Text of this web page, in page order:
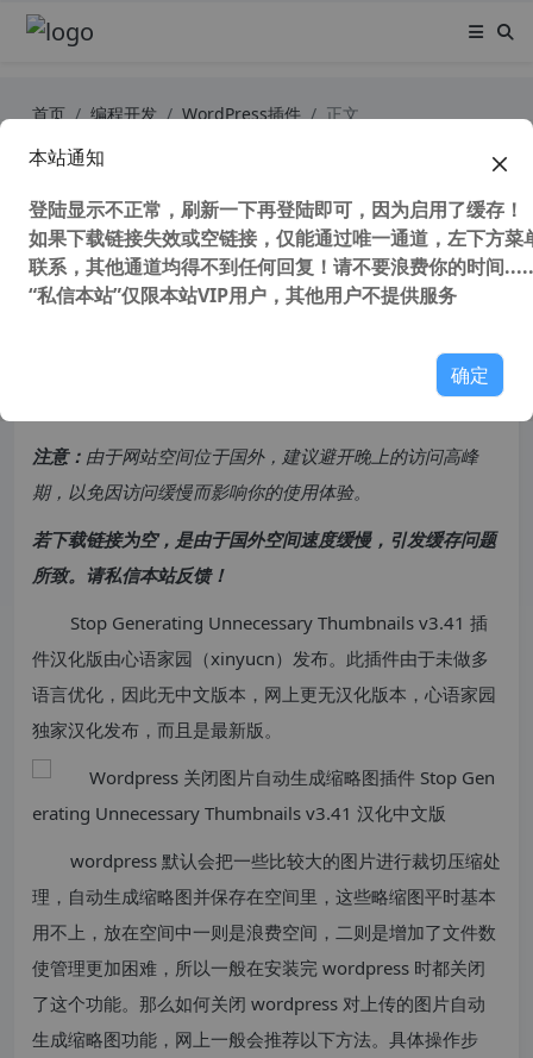
首页 编程开发 WordPress插件 正文
WordPress关闭图片自动生成缩略图
插件Stop Generating Unnecessary
Thumbnails v3.41汉化中文版
90,052 次浏览次阅读
注意： 由于网站空间位于国外，建议避开晚上的访问高峰
期，以免因访问缓慢而影响你的使用体验。
若下载链接为空，是由于国外空间速度缓慢，引发缓存问题
所致。请私信本站反馈！
Stop Generating Unnecessary Thumbnails v3.41 插
件汉化版由心语家园（xinyucn）发布。此插件由于未做多
语言优化，因此无中文版本，网上更无汉化版本，心语家园
独家汉化发布，而且是最新版。
wordpress 默认会把一些比较大的图片进行裁切压缩处
理，自动生成缩略图并保存在空间里，这些略缩图平时基本
用不上，放在空间中一则是浪费空间，二则是增加了文件数
使管理更加困难，所以一般在安装完 wordpress 时都关闭
了这个功能。那么如何关闭 wordpress 对上传的图片自动
生成缩略图功能，网上一般会推荐以下方法。具体操作步
本站通知
登陆显示不正常，刷新一下再登陆即可，因为启用了缓存！
如果下载链接失效或空链接，仅能通过唯一通道，左下方菜
联系，其他通道均得不到任何回复！请不要浪费你的时间
“私信本站”仅限本站VIP用户，其他用户不提供服务
确定